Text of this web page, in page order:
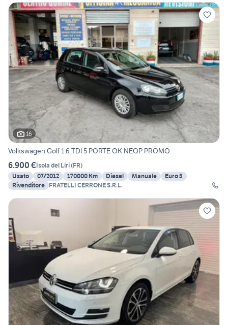
16
Volkswagen Golf 1.6 TDI 5 PORTE OK NEOP PROMO
6.900 €Isola del Liri(FR)
Usato
07/2012 170000 Km Diesel Manuale
Euro 5
Rivenditore FRATELLI CERRONE S.R.L.